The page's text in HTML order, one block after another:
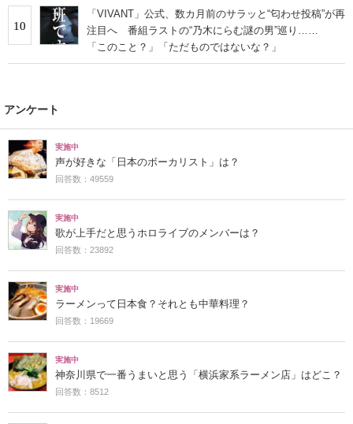
10
「VIVANT」公式、数カ月前のサラッと“匂わせ投稿”が再
注目へ 番組ラストの“乃木にらむ謎の男”巡り……
「このこと？」「ただものではないな？」
アンケート
実施中
声が好きな「日本のボーカリスト」は？
回答数：49559
実施中
歌が上手だと思うホロライブのメンバーは？
回答数：23892
実施中
ラーメンって日本食？それとも中華料理？
回答数：19669
実施中
神奈川県で一番うまいと思う「横浜家系ラーメン店」はどこ？
回答数：8512